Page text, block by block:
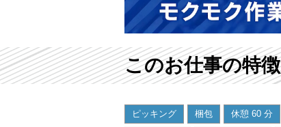
このお仕事の特徴
ピッキング 梱包 休憩 60 分